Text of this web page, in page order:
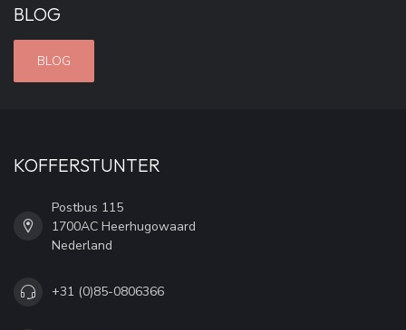
BLOG
BLOG
KOFFERSTUNTER
Postbus 115
1700AC Heerhugowaard
Nederland
+31 (0)85-0806366